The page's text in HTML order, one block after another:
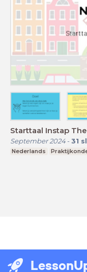
Starttaal Instap
September 2024- 31
Nederlands